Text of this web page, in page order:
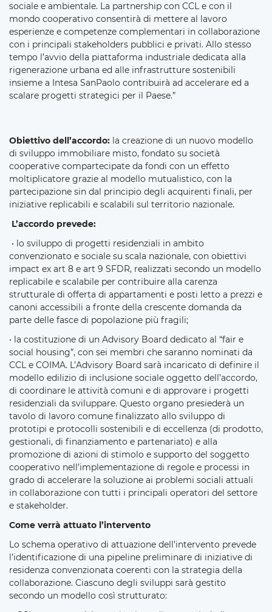
sociale e ambientale. La partnership con CCL e con il
mondo cooperativo consentirà di mettere al lavoro
esperienze e competenze complementari in collaborazione
con i principali stakeholders pubblici e privati. Allo stesso
tempo l’avvio della piattaforma industriale dedicata alla
rigenerazione urbana ed alle infrastrutture sostenibili
insieme a Intesa SanPaolo contribuirà ad accelerare ed a
scalare progetti strategici per il Paese.”
Obiettivo dell’accordo: la creazione di un nuovo modello
di sviluppo immobiliare misto, fondato su società
cooperative compartecipate da fondi con un effetto
moltiplicatore grazie al modello mutualistico, con la
partecipazione sin dal principio degli acquirenti finali, per
iniziative replicabili e scalabili sul territorio nazionale.
L’accordo prevede:
• lo sviluppo di progetti residenziali in ambito
convenzionato e sociale su scala nazionale, con obiettivi
impact ex art 8 e art 9 SFDR, realizzati secondo un modello
replicabile e scalabile per contribuire alla carenza
strutturale di offerta di appartamenti e posti letto a prezzi e
canoni accessibili a fronte della crescente domanda da
parte delle fasce di popolazione più fragili;
• la costituzione di un Advisory Board dedicato al “fair e
social housing”, con sei membri che saranno nominati da
CCL e COIMA. L’Advisory Board sarà incaricato di definire il
modello edilizio di inclusione sociale oggetto dell’accordo,
di coordinare le attività comuni e di approvare i progetti
residenziali da sviluppare. Questo organo presiederà un
tavolo di lavoro comune finalizzato allo sviluppo di
prototipi e protocolli sostenibili e di eccellenza (di prodotto,
gestionali, di finanziamento e partenariato) e alla
promozione di azioni di stimolo e supporto del soggetto
cooperativo nell’implementazione di regole e processi in
grado di accelerare la soluzione ai problemi sociali attuali
in collaborazione con tutti i principali operatori del settore
e stakeholder.
Come verrà attuato l’intervento
Lo schema operativo di attuazione dell’intervento prevede
l’identificazione di una pipeline preliminare di iniziative di
residenza convenzionata coerenti con la strategia della
collaborazione. Ciascuno degli sviluppi sarà gestito
secondo un modello così strutturato: